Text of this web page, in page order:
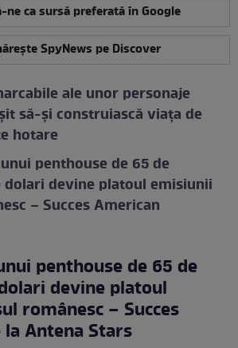
ne ca sursă preferată în Google
SpyNews pe Discover
ale unor personaje
să-şi construiască viaţa de
hotare
penthouse de 65 de
dolari devine platoul emisiunii
– Succes American
penthouse de 65 de
devine platoul
românesc – Succes
Antena Stars